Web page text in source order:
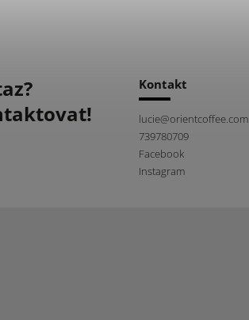
Kontakt
lucie@orientcoffee.com
739780709
Facebook
Instagram